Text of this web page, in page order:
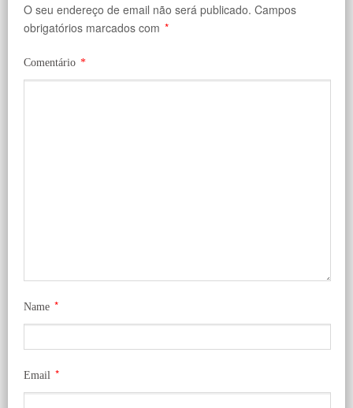
O seu endereço de email não será publicado. Campos
obrigatórios marcados com *
Comentário *
Name *
Email *